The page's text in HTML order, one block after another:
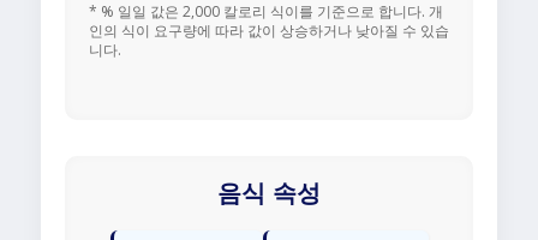
* % 일일 값은 2,000 칼로리 식이를 기준으로 합니다. 개
인의 식이 요구량에 따라 값이 상승하거나 낮아질 수 있습
니다.
음식 속성